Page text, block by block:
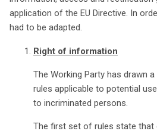
application of the EU Directive. In
had to be adapted.
Right of information
The Working Party has drawn
rules applicable to potential
to incriminated persons.
The first set of rules state that